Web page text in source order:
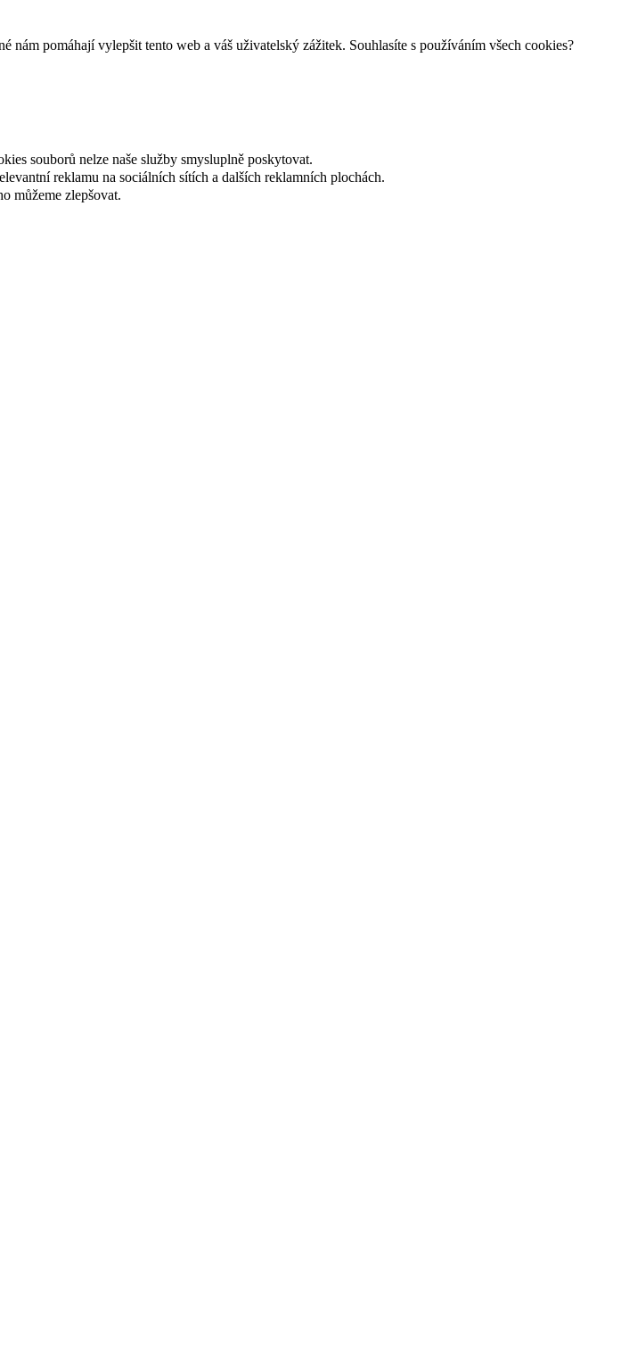
pomáhají vylepšit tento web a váš uživatelský zážitek. Souhlasíte s používáním všech cookies?
souborů nelze naše služby smysluplně poskytovat.
reklamu na sociálních sítích a dalších reklamních plochách.
můžeme zlepšovat.